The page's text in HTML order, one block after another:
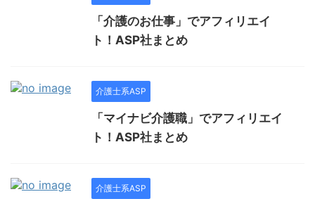
「介護のお仕事」でアフィリエイ
ト！ASP社まとめ
介護士系ASP
「マイナビ介護職」でアフィリエイ
ト！ASP社まとめ
介護士系ASP